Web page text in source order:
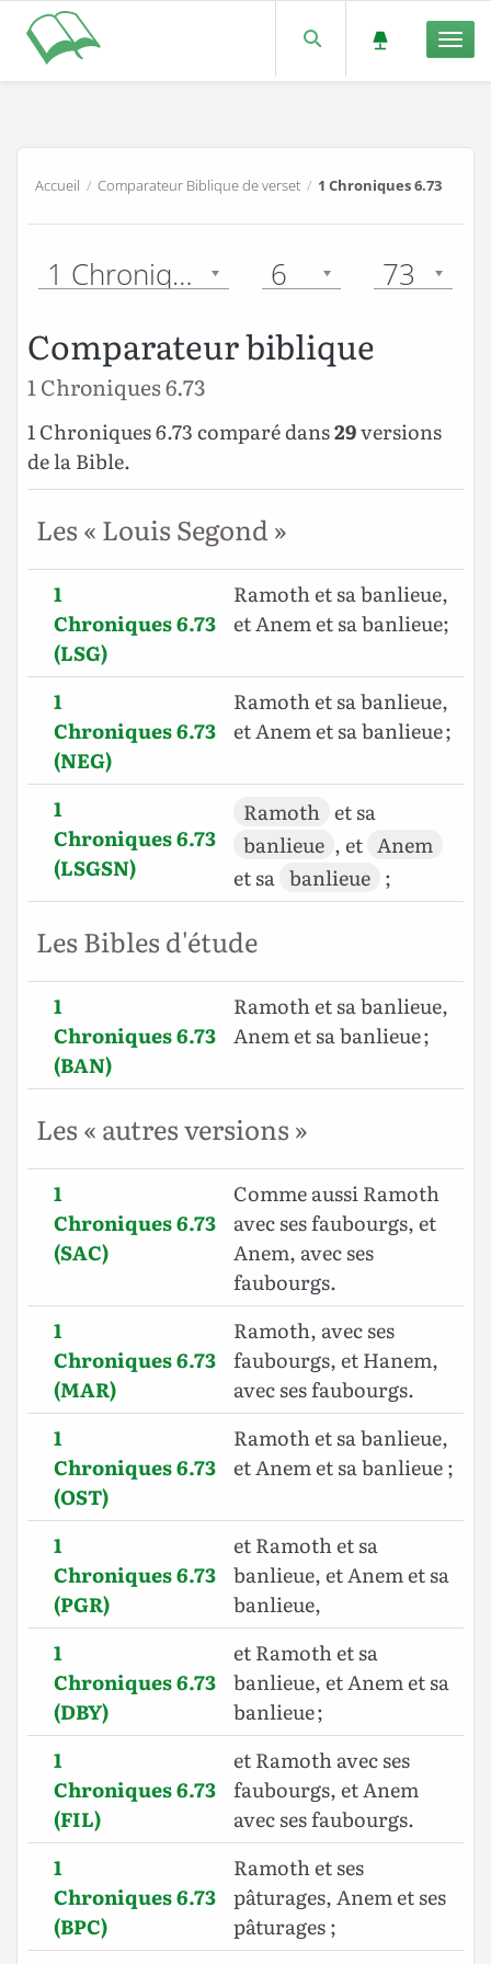
Accueil / Comparateur Biblique de verset/ 1 Chroniques 6.73
1 Chroniques 6 73
Comparateur biblique
1 Chroniques 6.73
1 Chroniques 6.73 comparé dans29versions
de la Bible.
Les « Louis Segond »
1
Chroniques 6.73
(LSG)
Ramoth et sa banlieue,
et Anem et sa banlieue;
1
Chroniques 6.73
(NEG)
Ramoth et sa banlieue,
et Anem et sa banlieue ;
1
Chroniques 6.73
(LSGSN)
Ramoth et sa
banlieue , et Anem
et sa banlieue ;
Les Bibles d'étude
1
Chroniques 6.73
(BAN)
Ramoth et sa banlieue,
Anem et sa banlieue ;
Les « autres versions »
1
Chroniques 6.73
(SAC)
Comme aussi Ramoth
avec ses faubourgs, et
Anem, avec ses
faubourgs.
1
Chroniques 6.73
(MAR)
Ramoth, avec ses
faubourgs, et Hanem,
avec ses faubourgs.
1
Chroniques 6.73
(OST)
Ramoth et sa banlieue,
et Anem et sa banlieue ;
1
Chroniques 6.73
(PGR)
et Ramoth et sa
banlieue, et Anem et sa
banlieue,
1
Chroniques 6.73
(DBY)
et Ramoth et sa
banlieue, et Anem et sa
banlieue ;
1
Chroniques 6.73
(FIL)
et Ramoth avec ses
faubourgs, et Anem
avec ses faubourgs.
1
Chroniques 6.73
(BPC)
Ramoth et ses
pâturages, Anem et ses
pâturages ;